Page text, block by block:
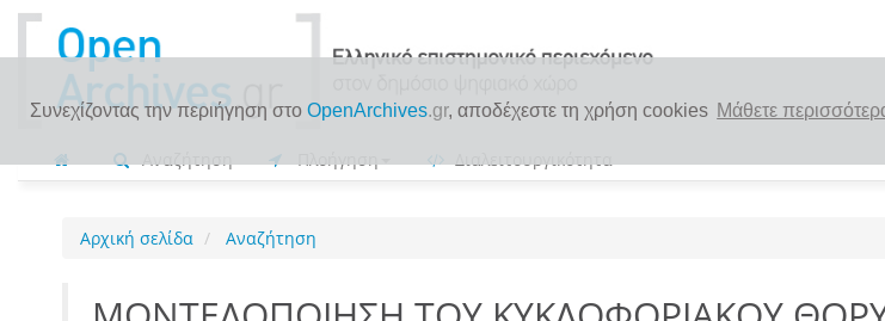
Συνεχίζοντας την περιήγηση στο OpenArchives.gr, αποδέχεστε τη χρήση cookies Μάθετε
Αναζήτηση Πλοήγηση Διαλειτουργικότητα
Αρχική σελίδα Αναζήτηση